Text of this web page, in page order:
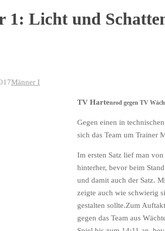
1: Licht und
Männer I
TV Hartenrod gegen TV
Gegen einen in
sich das Team um Trainer
Im ersten Satz lief man
hinterher, bevor beim
und damit auch der Satz.
zeigte auch wie schwierig
gestalten sollte.Zum
gegen das Team aus